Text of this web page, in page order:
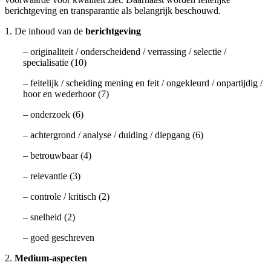
berichtgeving en transparantie als belangrijk beschouwd.
1. De inhoud van de berichtgeving
– originaliteit / onderscheidend / verrassing / selectie /
specialisatie (10)
– feitelijk / scheiding mening en feit / ongekleurd / onpartijdig /
hoor en wederhoor (7)
– onderzoek (6)
– achtergrond / analyse / duiding / diepgang (6)
– betrouwbaar (4)
– relevantie (3)
– controle / kritisch (2)
– snelheid (2)
– goed geschreven
2. Medium-aspecten